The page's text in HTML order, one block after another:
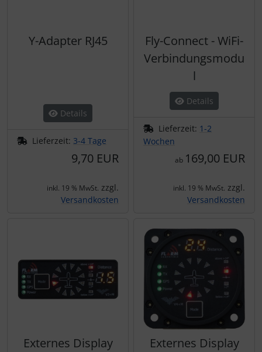
Y-Adapter RJ45
Details
Lieferzeit: 3-4 Tage
9,70 EUR
inkl. 19 % MwSt. zzgl.
Versandkosten
Fly-Connect - WiFi-
Verbindungsmodu
l
Details
Lieferzeit: 1-2
Wochen
ab 169,00 EUR
inkl. 19 % MwSt. zzgl.
Versandkosten
Externes Display
Externes Display